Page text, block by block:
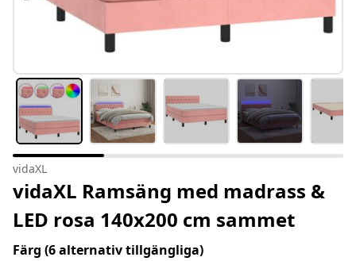
vidaXL
vidaXL Ramsäng med madrass &
LED rosa 140x200 cm sammet
Färg (6 alternativ tillgängliga)